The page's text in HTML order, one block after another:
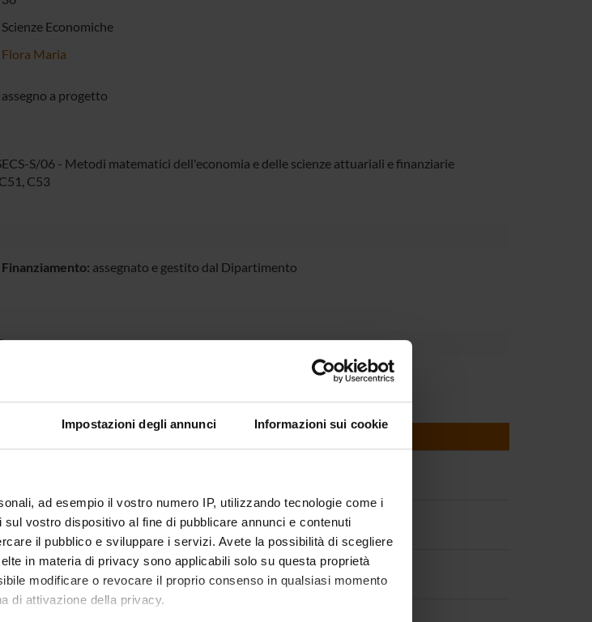
Impostazioni degli annunci Informazioni sui cookie
ad esempio il vostro numero IP, utilizzando tecnologie come i
vostro dispositivo al fine di pubblicare annunci e contenuti
il pubblico e sviluppare i servizi. Avete la possibilità di scegliere
in materia di privacy sono applicabili solo su questa proprietà
modificare o revocare il proprio consenso in qualsiasi momento
di attivazione della privacy.
Scienze Economiche
Flora Maria
assegno a progetto
S/06 - Metodi matematici dell'economia e delle scienze attuariali e finanziarie
C53
Finanziamento: assegnato e gestito dal Dipartimento
Methodology ; Computer Programs
e dello sviluppo territoriale